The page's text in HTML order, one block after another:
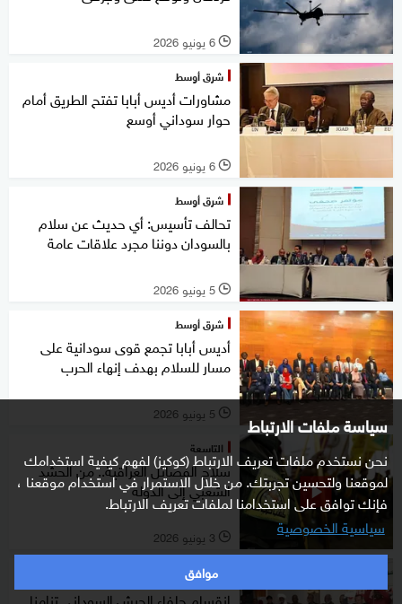
سياسة ملفات الارتباط
نحن نستخدم ملفات تعريف الارتباط (كوكيز) لفهم كيفية استخدامك
لموقعنا ولتحسين تجربتك. من خلال الاستمرار في استخدام موقعنا ،
فإنك توافق على استخدامنا لملفات تعريف الارتباط.
سياسية الخصوصية
موافق
l 6 يونيو 2026
شرق أوسط
مشاورات أديس أبابا تفتح الطريق أمام
حوار سوداني أوسع
l 6 يونيو 2026
شرق أوسط
تحالف تأسيس: أي حديث عن سلام
بالسودان دوننا مجرد علاقات عامة
l 5 يونيو 2026
شرق أوسط
أديس أبابا تجمع قوى سودانية على
مسار للسلام بهدف إنهاء الحرب
l 5 يونيو 2026
التاسعة
سلاح الفصائل العراقية.. من الحشد
الشعبي إلى الدولة
l 3 يونيو 2026
خاص